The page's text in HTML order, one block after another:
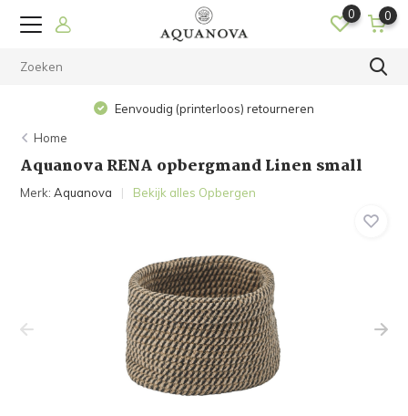
0 0
Eenvoudig (printerloos) retourneren
Home
Aquanova RENA opbergmand Linen small
Merk:Aquanova Bekijk alles Opbergen